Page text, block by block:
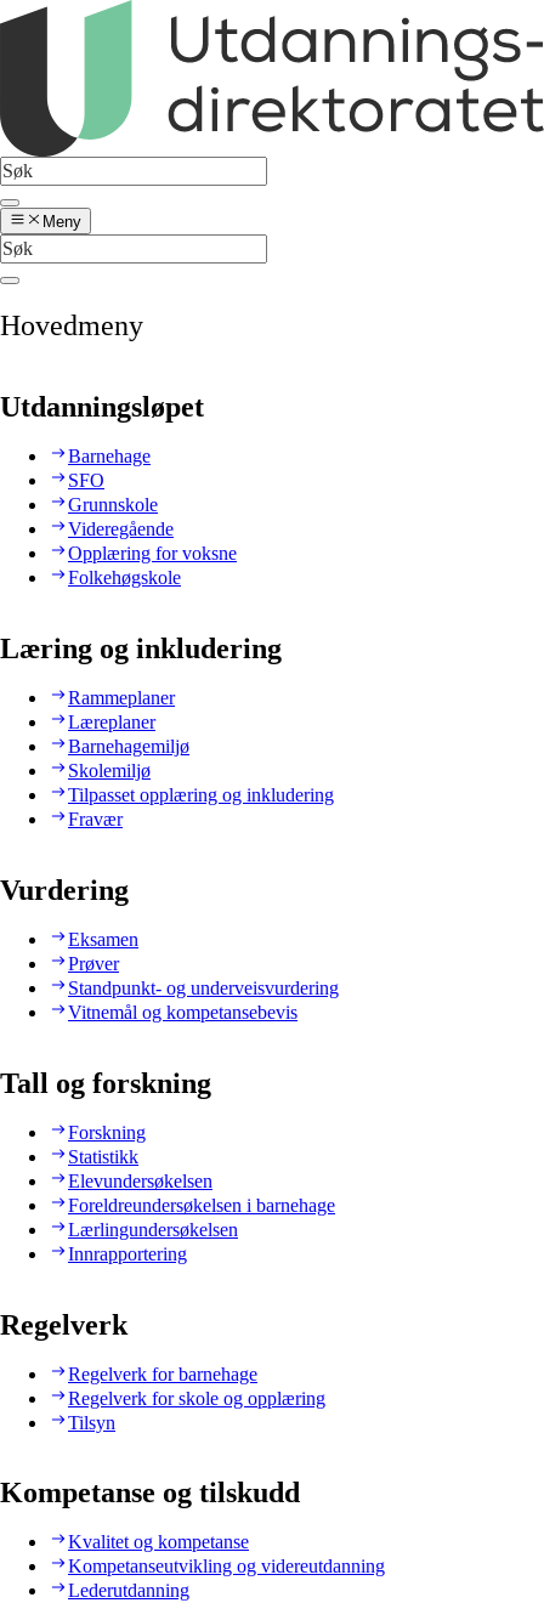
Meny
Hovedmeny
Utdanningsløpet
Barnehage
SFO
Grunnskole
Videregående
Opplæring for voksne
Folkehøgskole
Læring og inkludering
Rammeplaner
Læreplaner
Barnehagemiljø
Skolemiljø
Tilpasset opplæring og inkludering
Fravær
Vurdering
Eksamen
Prøver
Standpunkt- og underveisvurdering
Vitnemål og kompetansebevis
Tall og forskning
Forskning
Statistikk
Elevundersøkelsen
Foreldreundersøkelsen i barnehage
Lærlingundersøkelsen
Innrapportering
Regelverk
Regelverk for barnehage
Regelverk for skole og opplæring
Tilsyn
Kompetanse og tilskudd
Kvalitet og kompetanse
Kompetanseutvikling og videreutdanning
Lederutdanning